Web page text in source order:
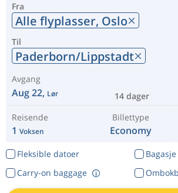
Fra
Alle flyplasser, Oslo
Til
Paderborn/Lippstadt
Avgang
Aug 22, Lør 14 dager
Reisende
1 Voksen
Billettype
Economy
Fleksible datoer
Carry-on baggage